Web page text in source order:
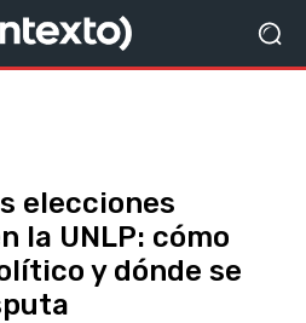
elecciones
la UNLP: cómo
y dónde se